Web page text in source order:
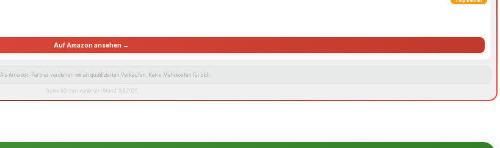
Auf Amazon ansehen →
Als Amazon-Partner verdienen wir an qualifizierten Verkäufen. Keine Mehrkosten für dich.
Preise können variieren · Stand: 8.8.2026